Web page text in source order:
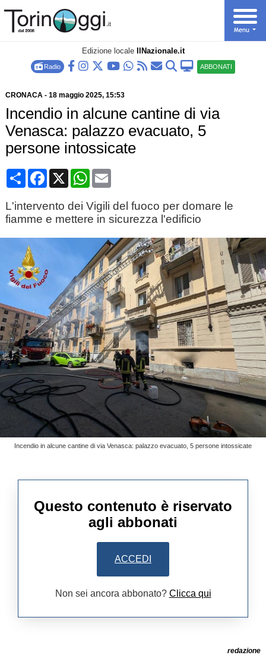
Edizione locale IlNazionale.it
Radio ABBONATI
CRONACA- 18 maggio 2025, 15:53
Incendio in alcune cantine di via
Venasca: palazzo evacuato, 5
persone intossicate
CondividiFacebook
X WhatsApp
Email
L'intervento dei Vigili del fuoco per domare le
fiamme e mettere in sicurezza l'edificio
Incendio in alcune cantine di via Venasca: palazzo evacuato, 5 persone intossicate
Questo contenuto è riservato
agli abbonati
ACCEDI
Non sei ancora abbonato? Clicca qui
redazione